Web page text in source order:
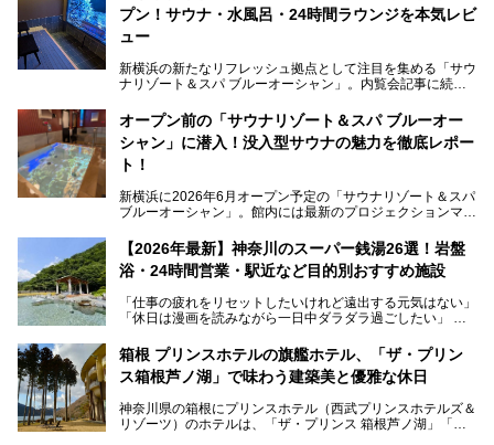
プン！サウナ・水風呂・24時間ラウンジを本気レビ
ュー
新横浜の新たなリフレッシュ拠点として注目を集める「サウ
ナリゾート＆スパ ブルーオーシャン」。内覧会記事に続
す。サウナや水風呂の気持ちよさはもちろん、リラックスス
ペースの過ごしやすさまで徹底チェック。新横浜エリアで日
常の疲れをリセットしたい人、ライブやスポーツ観戦遠征組
は必見です。
オープン前の「サウナリゾート＆スパ ブルーオー
シャン」に潜入！没入型サウナの魅力を徹底レポー
ト！
新横浜に2026年6月オープン予定の「サウナリゾート＆スパ
ブルーオーシャン」。館内には最新のプロジェクションマッ
的な“没入感（イマーシブ）”を体験できます。
今回は、そんな大注目の施設に一足先にお邪魔し、その全貌
を見学させていただきました！
サウナ室の中に咲き誇る桜、魚たちが泳ぐ水風呂、そしてバ
リのビーチを思わせる休憩スペース…。驚きの連続だった館
内の様子をレポートします！
【2026年最新】神奈川のスーパー銭湯26選！岩盤
浴・24時間営業・駅近など目的別おすすめ施設
「仕事の疲れをリセットしたいけれど遠出する元気はない」
「休日は漫画を読みながら一日中ダラダラ過ごしたい」
たい」
そんな「癒やされたい」という願いを叶えてくれるのが、神
神奈川県には、サウナや岩盤浴、一日中遊べるエンタメ施設
など、“非日常”を味わえるスーパー銭湯が数多く揃っていま
箱根 プリンスホテルの旗艦ホテル、「ザ・プリン
ス箱根芦ノ湖」で味わう建築美と優雅な休日
神奈川県の箱根にプリンスホテル（西武プリンスホテルズ＆
リゾーツ）のホテルは、「ザ・プリンス 箱根芦ノ湖」「芦